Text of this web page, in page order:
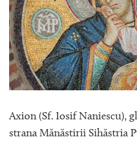
Axion (Sf. Iosif Naniescu),
strana Mănăstirii Sihăstria